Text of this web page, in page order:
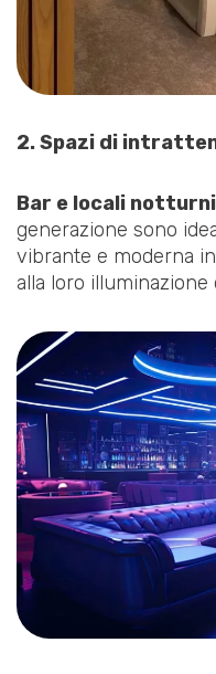
2. Spazi di
Bar e locali notturni
generazione sono
vibrante e moderna
alla loro illuminazione